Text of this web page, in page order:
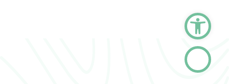
Ouvrir la barre